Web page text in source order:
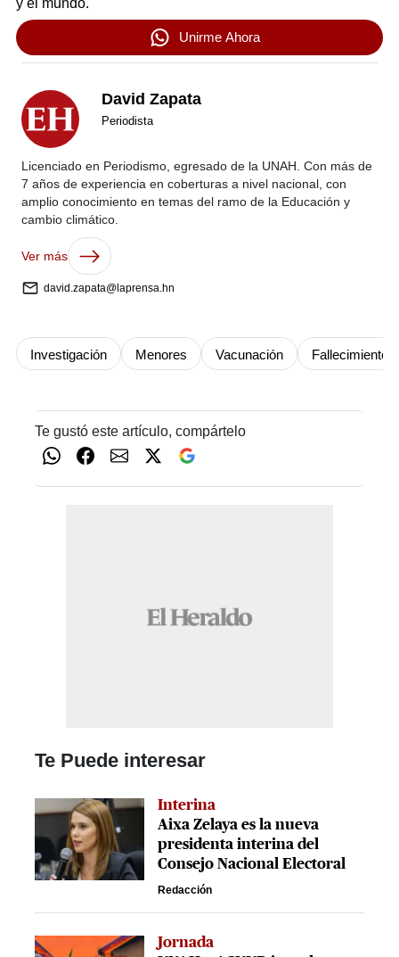
Unirme Ahora
David Zapata
Periodista
Licenciado en Periodismo, egresado de la UNAH. Con más de
7 años de experiencia en coberturas a nivel nacional, con
amplio conocimiento en temas del ramo de la Educación y
cambio climático.
Ver más
david.zapata@laprensa.hn
Investigación Menores Vacunación Fallecimiento
Te gustó este artículo, compártelo
Te Puede interesar
Interina
Aixa Zelaya es la nueva
presidenta interina del
Consejo Nacional Electoral
Redacción
Jornada